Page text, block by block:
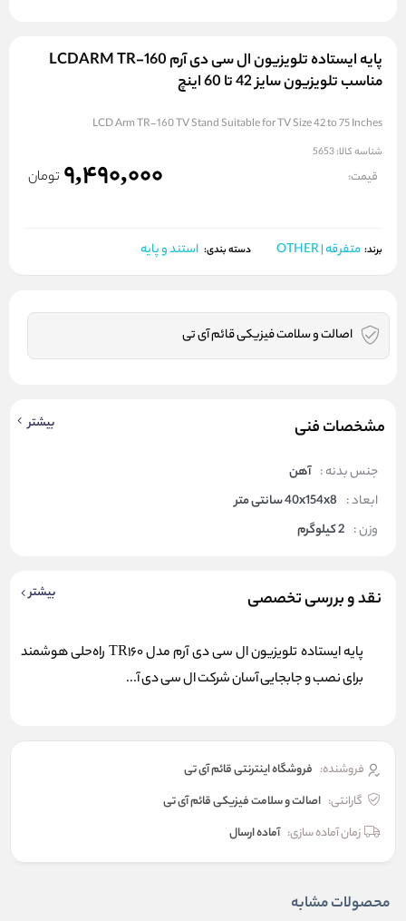
پایه ایستاده تلویزیون ال سی دی آرم LCDARM TR-160
مناسب تلویزیون سایز 42 تا 60 اینچ
LCD Arm TR-160 TV Stand Suitable for TV Size 42 to 75 Inches
شناسه کالا:5653
قیمت: 9,490,000 تومان
برند: متفرقه | OTHER دسته بندی: استند و پایه
مشخصات فنی بیشتر
جنس بدنه : آهن
ابعاد : 40x154x8 سانتی متر
وزن : 2 کیلوگرم
نقد و بررسی تخصصی بیشتر
پایه ایستاده تلویزیون ال سی دی آرم مدل TR160 راه‌حلی هوشمند
برای نصب و جابجایی آسان شرکت ال سی دی آ...
فروشنده: فروشگاه اینترنتی قائم آی تی
گارانتی: اصالت و سلامت فیزیکی قائم آی تی
زمان آماده سازی: آماده ارسال
اصالت و سلامت فیزیکی قائم آی تی
محصولات مشابه